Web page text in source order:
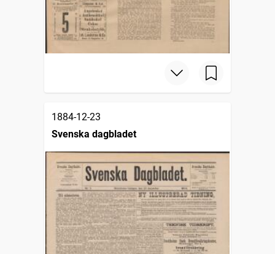
1884-12-23
Svenska dagbladet